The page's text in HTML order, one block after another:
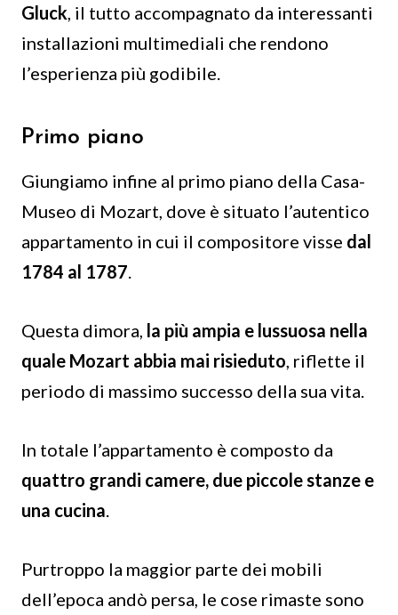
Gluck , il tutto accompagnato da interessanti
installazioni multimediali che rendono
l’esperienza più godibile.
Primo piano
Giungiamo infine al primo piano della Casa-
Museo di Mozart, dove è situato l’autentico
appartamento in cui il compositore visse dal
1784 al 1787
Questa dimora, la più ampia e lussuosa nella
quale Mozart abbia mai risieduto , riflette il
periodo di massimo successo della sua vita.
In totale l’appartamento è composto da
quattro grandi camere, due piccole stanze e
una cucina
Purtroppo la maggior parte dei mobili
dell’epoca andò persa, le cose rimaste sono